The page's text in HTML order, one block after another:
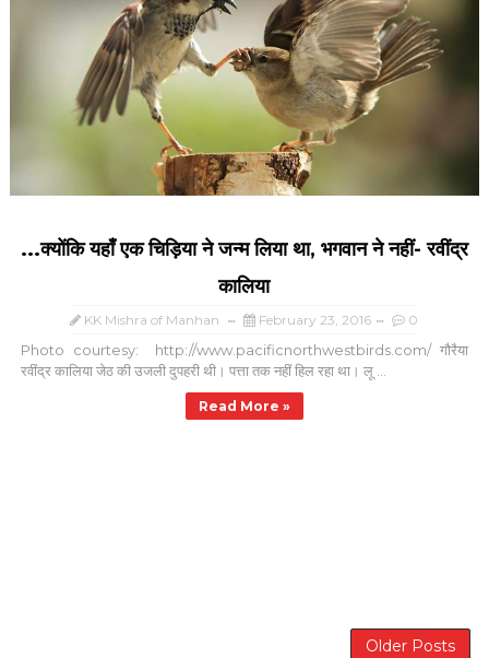
...क्योंकि यहाँ एक चिड़िया ने जन्म लिया था, भगवान ने नहीं- रवींद्र
कालिया
KK Mishra of Manhan February 23, 2016 0
Photo courtesy: http://www.pacificnorthwestbirds.com/ गौरैया
रवींद्र कालिया जेठ की उजली दुपहरी थी। पत्ता तक नहीं हिल रहा था। लू ...
Read More »
Older Posts